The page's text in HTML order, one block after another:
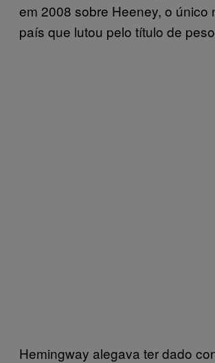
em 2008 sobre Heeney, o único
país que lutou pelo título de
Hemingway alegava ter dado